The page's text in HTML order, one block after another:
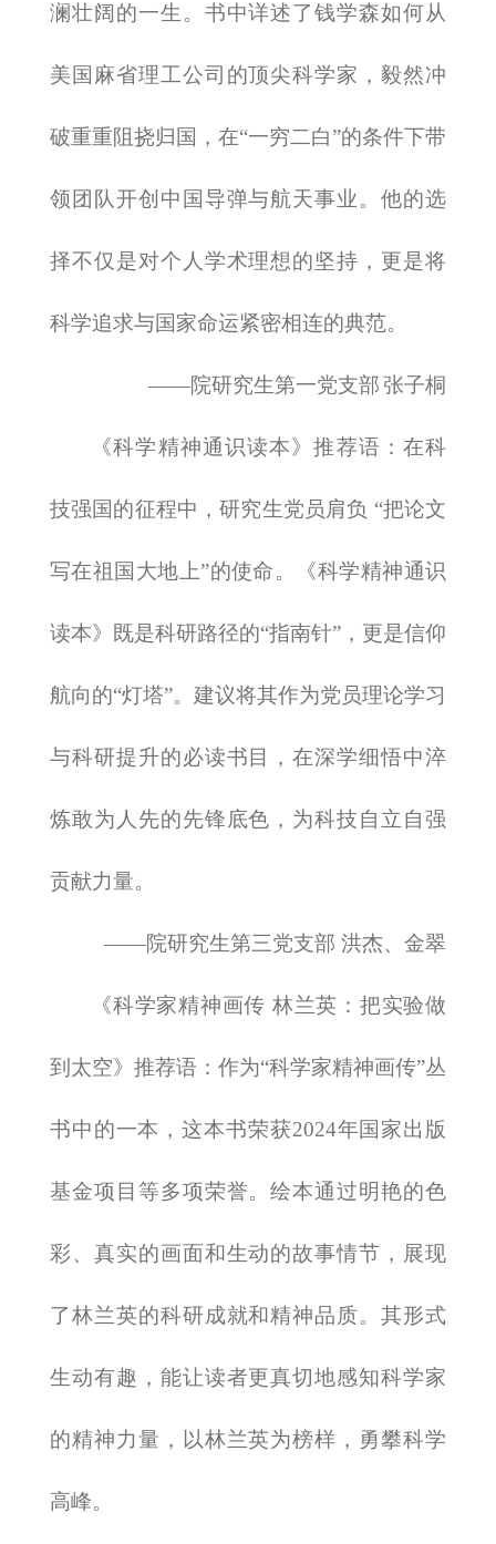
澜壮阔的一生。书中详述了钱学森如何从
美国麻省理工公司的顶尖科学家，毅然冲
破重重阻挠归国，在“一穷二白”的条件下带
领团队开创中国导弹与航天事业。他的选
择不仅是对个人学术理想的坚持，更是将
科学追求与国家命运紧密相连的典范。
——院研究生第一党支部张子桐
《科学精神通识读本》推荐语： 在科
技强国的征程中，研究生党员肩负 “把论文
写在祖国大地上”的使命。《科学精神通识
读本》既是科研路径的“指南针”，更是信仰
航向的“灯塔”。建议将其作为党员理论学习
与科研提升的必读书目，在深学细悟中淬
炼敢为人先的先锋底色，为科技自立自强
贡献力量。
——院研究生第三党支部 洪杰、金翠
《科学家精神画传 林兰英：把实验做
到太空》推荐语： 作为“科学家精神画传”丛
书中的一本，这本书荣获2024年国家出版
基金项目等多项荣誉。绘本通过明艳的色
彩、真实的画面和生动的故事情节，展现
了林兰英的科研成就和精神品质。其形式
生动有趣，能让读者更真切地感知科学家
的精神力量，以林兰英为榜样，勇攀科学
高峰。